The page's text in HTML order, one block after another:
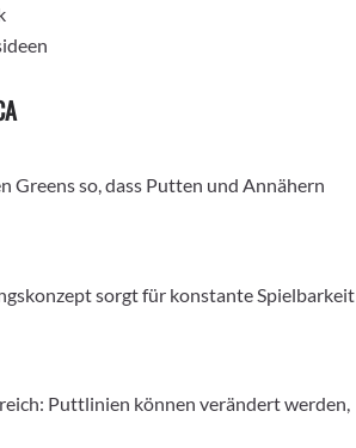
Greens so, dass Putten und Annähern
sorgt für konstante Spielbarkeit
Puttlinien können verändert werden,